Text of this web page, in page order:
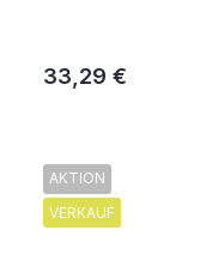
33,29 €
AKTION
VERKAUF